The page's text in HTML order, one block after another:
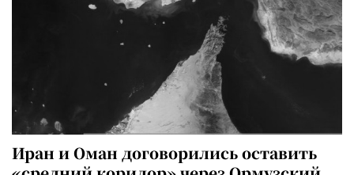
Иран и Оман договорились оставить